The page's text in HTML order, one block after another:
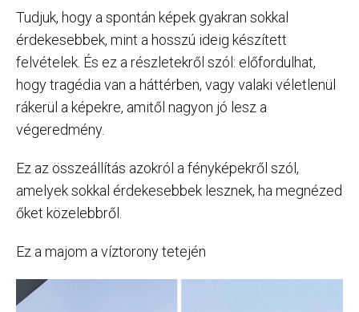
Tudjuk, hogy a spontán képek gyakran sokkal
érdekesebbek, mint a hosszú ideig készített
felvételek. És ez a részletekről szól: előfordulhat,
hogy tragédia van a háttérben, vagy valaki véletlenül
rákerül a képekre, amitől nagyon jó lesz a
végeredmény.
Ez az összeállítás azokról a fényképekről szól,
amelyek sokkal érdekesebbek lesznek, ha megnézed
őket közelebbről.
Ez a majom a víztorony tetején